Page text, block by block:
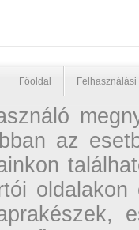
Főoldal
az
oldalakon